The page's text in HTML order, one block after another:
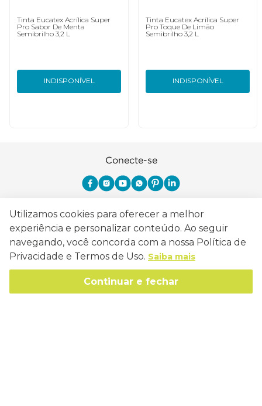
Tinta Eucatex Acrílica Super
Pro Sabor De Menta
Semibrilho 3,2 L
INDISPONÍVEL
Tinta Eucatex Acrílica Super
Pro Toque De Limão
Semibrilho 3,2 L
INDISPONÍVEL
Conecte-se
Como Trabalhamos
Política de Entrega
Trocas e Devoluções
Sobre a Eucatex
Canal de Ética
Sustentabilidade
Utilizamos cookies para oferecer a melhor
experiência e personalizar conteúdo. Ao seguir
navegando, você concorda com a nossa Política de
Privacidade e Termos de Uso. Saiba mais
Continuar e fechar